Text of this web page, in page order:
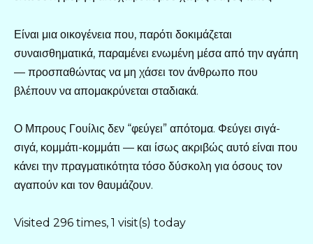
Είναι μια οικογένεια που, παρότι δοκιμάζεται
συναισθηματικά, παραμένει ενωμένη μέσα από την αγάπη
— προσπαθώντας να μη χάσει τον άνθρωπο που
βλέπουν να απομακρύνεται σταδιακά.
Ο Μπρους Γουίλις δεν “φεύγει” απότομα. Φεύγει σιγά-
σιγά, κομμάτι-κομμάτι — και ίσως ακριβώς αυτό είναι που
κάνει την πραγματικότητα τόσο δύσκολη για όσους τον
αγαπούν και τον θαυμάζουν.
Visited 296 times, 1 visit(s) today